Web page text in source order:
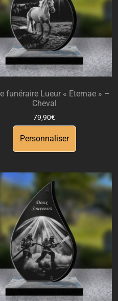
funéraire Lueur « Eternae » –
Cheval
79,90€
Personnaliser